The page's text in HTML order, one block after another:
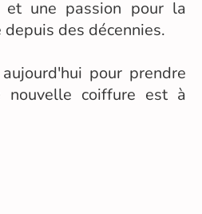
et une passion pour la
des décennies.
pour prendre
nouvelle coiffure est à